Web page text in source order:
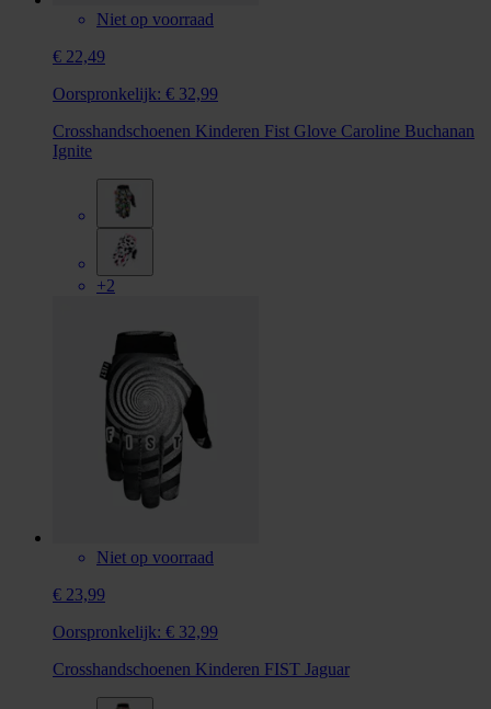
Niet op voorraad
€ 22,49
Oorspronkelijk: € 32,99
Crosshandschoenen Kinderen Fist Glove Caroline Buchanan
Ignite
+2
Niet op voorraad
€ 23,99
Oorspronkelijk: € 32,99
Crosshandschoenen Kinderen FIST Jaguar